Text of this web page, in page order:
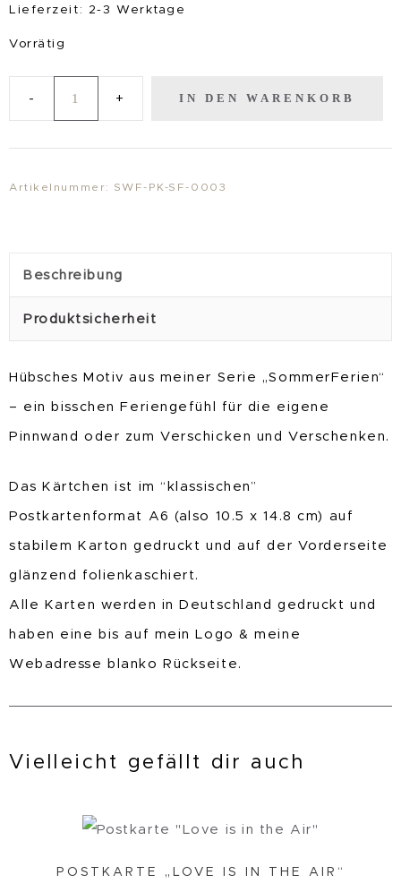
Lieferzeit: 2-3 Werktage
Vorrätig
IN DEN WARENKORB
Artikelnummer: SWF-PK-SF-0003
Beschreibung
Produktsicherheit
Hübsches Motiv aus meiner Serie „SommerFerien“
– ein bisschen Feriengefühl für die eigene
Pinnwand oder zum Verschicken und Verschenken.
Das Kärtchen ist im “klassischen”
Postkartenformat A6 (also 10.5 x 14.8 cm) auf
stabilem Karton gedruckt und auf der Vorderseite
glänzend folienkaschiert.
Alle Karten werden in Deutschland gedruckt und
haben eine bis auf mein Logo & meine
Webadresse blanko Rückseite.
Vielleicht gefällt dir auch
POSTKARTE „LOVE IS IN THE AIR“